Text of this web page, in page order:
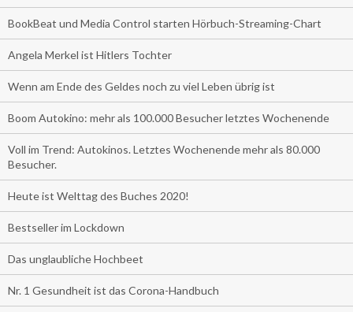
BookBeat und Media Control starten Hörbuch-Streaming-Chart
Angela Merkel ist Hitlers Tochter
Wenn am Ende des Geldes noch zu viel Leben übrig ist
Boom Autokino: mehr als 100.000 Besucher letztes Wochenende
Voll im Trend: Autokinos. Letztes Wochenende mehr als 80.000
Besucher.
Heute ist Welttag des Buches 2020!
Bestseller im Lockdown
Das unglaubliche Hochbeet
Nr. 1 Gesundheit ist das Corona-Handbuch